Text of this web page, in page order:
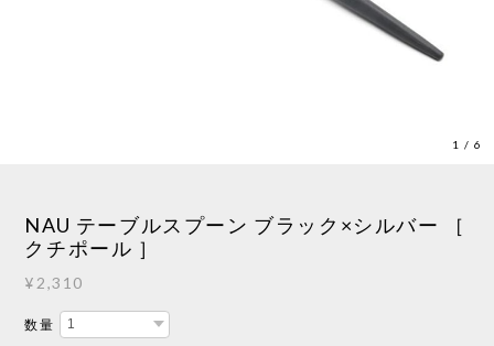
1 /6
NAU テーブルスプーン ブラック×シルバー ［
クチポール ］
¥2,310
数量